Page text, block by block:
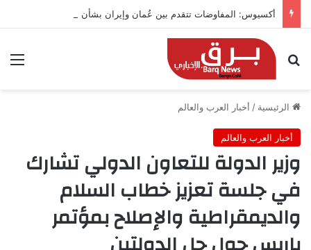
أكسيوس: المفاوضات تتقدم بين عُمان وإيران بشأن هرمز
بحث عن
الرئيسية / أخبار العرب والعالم
أخبار العرب والعالم
وزير الدولة للتعاون الدولي تشارك
في جلسة تعزيز خطاب السلام
والديمقراطية والإصلاح بمؤتمر